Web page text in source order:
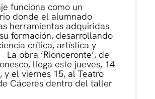
funciona como un
donde el alumnado
herramientas adquiridas
formación, desarrollando
crítica, artística y
obra ‘Rionceronte’, de
llega este jueves, 14
y el viernes 15, al Teatro
Cáceres dentro del taller